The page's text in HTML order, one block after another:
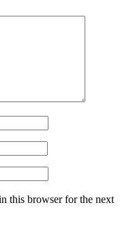
this browser for the next